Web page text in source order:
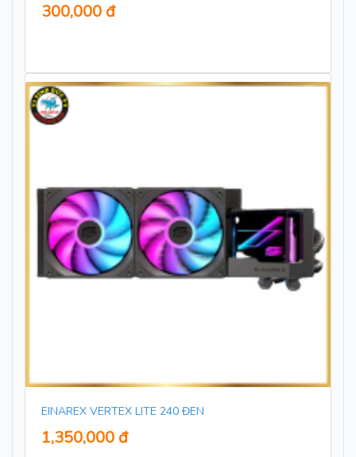
300,000 đ
EINAREX VERTEX LITE 240 ĐEN
1,350,000 đ